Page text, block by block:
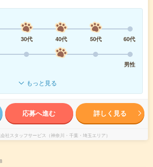
30代 40代 50代
60代
男性
もっと見る
応募へ進む 詳しく見る
社スタッフサービス（神奈川・千葉・埼玉エリア）